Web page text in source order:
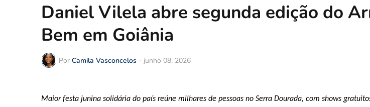
Daniel Vilela abre segunda edição do
Bem em Goiânia
Por Camila Vasconcelos - junho 08, 2026
Maior festa junina solidária do país reúne milhares de pessoas no Serra Dourada, com shows